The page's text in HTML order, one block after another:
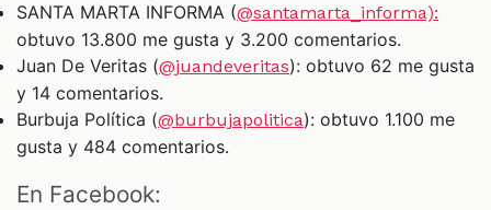
SANTA MARTA INFORMA (@santamarta_informa):
obtuvo 13.800 me gusta y 3.200 comentarios.
Juan De Veritas (@juandeveritas): obtuvo 62 me gusta
y 14 comentarios.
Burbuja Política (@burbujapolitica): obtuvo 1.100 me
gusta y 484 comentarios.
En Facebook: